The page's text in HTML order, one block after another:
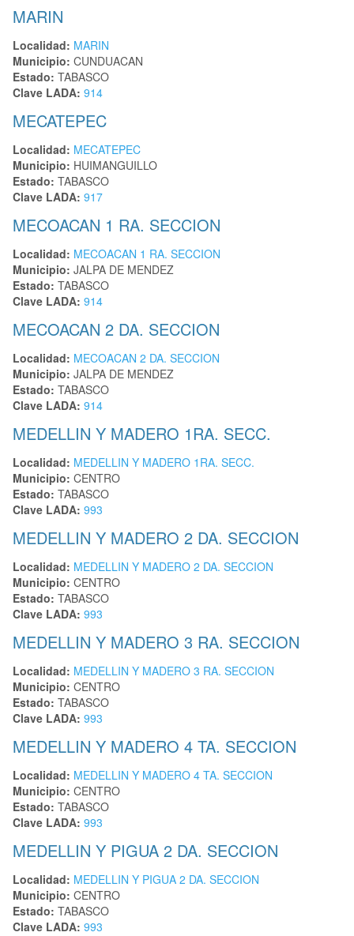
MARIN
Localidad: MARIN
Municipio: CUNDUACAN
Estado: TABASCO
Clave LADA: 914
MECATEPEC
Localidad: MECATEPEC
Municipio: HUIMANGUILLO
Estado: TABASCO
Clave LADA: 917
MECOACAN 1 RA. SECCION
Localidad: MECOACAN 1 RA. SECCION
Municipio: JALPA DE MENDEZ
Estado: TABASCO
Clave LADA: 914
MECOACAN 2 DA. SECCION
Localidad: MECOACAN 2 DA. SECCION
Municipio: JALPA DE MENDEZ
Estado: TABASCO
Clave LADA: 914
MEDELLIN Y MADERO 1RA. SECC.
Localidad: MEDELLIN Y MADERO 1RA. SECC.
Municipio: CENTRO
Estado: TABASCO
Clave LADA: 993
MEDELLIN Y MADERO 2 DA. SECCION
Localidad: MEDELLIN Y MADERO 2 DA. SECCION
Municipio: CENTRO
Estado: TABASCO
Clave LADA: 993
MEDELLIN Y MADERO 3 RA. SECCION
Localidad: MEDELLIN Y MADERO 3 RA. SECCION
Municipio: CENTRO
Estado: TABASCO
Clave LADA: 993
MEDELLIN Y MADERO 4 TA. SECCION
Localidad: MEDELLIN Y MADERO 4 TA. SECCION
Municipio: CENTRO
Estado: TABASCO
Clave LADA: 993
MEDELLIN Y PIGUA 2 DA. SECCION
Localidad: MEDELLIN Y PIGUA 2 DA. SECCION
Municipio: CENTRO
Estado: TABASCO
Clave LADA: 993